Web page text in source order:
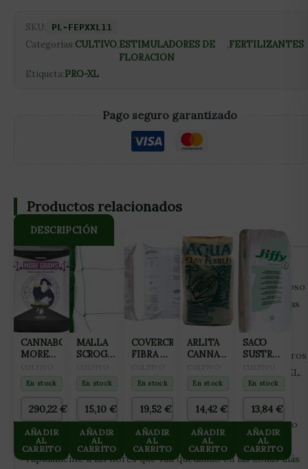
SKU: PL-FEPXXL11
Categorías:CULTIVO,ESTIMULADORES DE
FLORACION
,FERTILIZANTES
Etiqueta:PRO-XL
Pago seguro garantizado
DESCRIPCIÓN
Bloom XXL de Pro XL es uno de los explota cogollos más
potentes del mercado Bloom XXL de Pro XL es un poderoso
estimulador y potenciador de la floración que produce unas
formaciones florales impresionantes. Lo aplicaremos en
combinación con el fertilizante básico para mejorar el
rendimiento de tu cultivo. Puedes complementarlo con otros
aditivos como el Flora Exploder y el Quick Boost de Pro XL.
producción, haciendo que las plantas dediquen todas sus
fuerzas en producir flores. Hace un efecto similar a cuando
podamos las ramas bajas, los nutrientes se transportan
rápidamente a las flores que van quedando en las zonas más
Productos relacionados
CANNABOOM
MORE
5L
En stock
290,22 €
AÑADIR
AL
CARRITO
MALLA
SCROG
15X15CM
(2X25M)
En stock
15,10 €
AÑADIR
AL
CARRITO
COVERCROP
FIBRA DE
105L
En stock
19,52€
AÑADIR
AL
CARRITO
ARLITA
CANNA
CLAY
PEBLES
(ARCILLA
EXPANDIDA
8×16)
En stock
14,42€
AÑADIR
AL
CARRITO
SACO
SUSTRATO
70L
En stock
13,84 €
AÑADIR
AL
CARRITO